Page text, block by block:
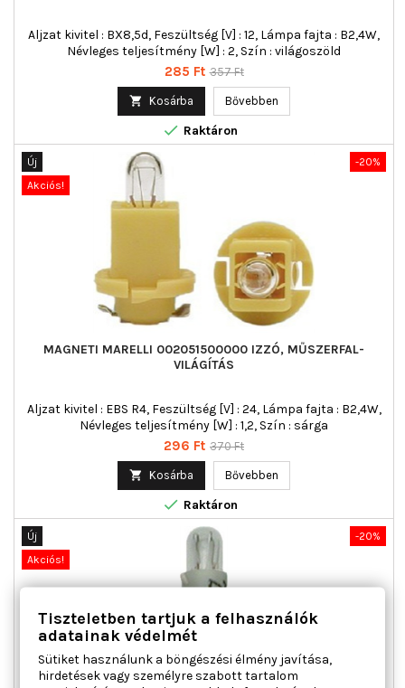
Aljzat kivitel : BX8,5d, Feszültség [V] : 12, Lámpa fajta : B2,4W,
Névleges teljesítmény [W] : 2, Szín : világoszöld
Ár
285 Ft Normál
357 Ft
 Kosárba Bővebben
 Raktáron
-20%
Új
Akciós!
MAGNETI MARELLI 002051500000 IZZÓ, MŰSZERFAL-
VILÁGÍTÁS
Aljzat kivitel : EBS R4, Feszültség [V] : 24, Lámpa fajta : B2,4W,
Névleges teljesítmény [W] : 1,2, Szín : sárga
Ár
296 Ft Normál
370 Ft
 Kosárba Bővebben
 Raktáron
-20%
Új
Akciós!
Tiszteletben tartjuk a felhasználók
adatainak védelmét
Sütiket használunk a böngészési élmény javítása,
hirdetések vagy személyre szabott tartalom